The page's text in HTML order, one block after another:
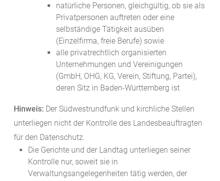
natürliche Personen, gleichgültig, ob sie als
Privatpersonen auftreten oder eine
selbständige Tätigkeit ausüben
(Einzelfirma, freie Berufe) sowie
alle privatrechtlich organisierten
Unternehmungen und Vereinigungen
(GmbH, OHG, KG, Verein, Stiftung, Partei),
deren Sitz in Baden-Württemberg ist
Hinweis: Der Südwestrundfunk und kirchliche Stellen
unterliegen nicht der Kontrolle des Landesbeauftragten
für den Datenschutz.
Die Gerichte und der Landtag unterliegen seiner
Kontrolle nur, soweit sie in
Verwaltungsangelegenheiten tätig werden, der